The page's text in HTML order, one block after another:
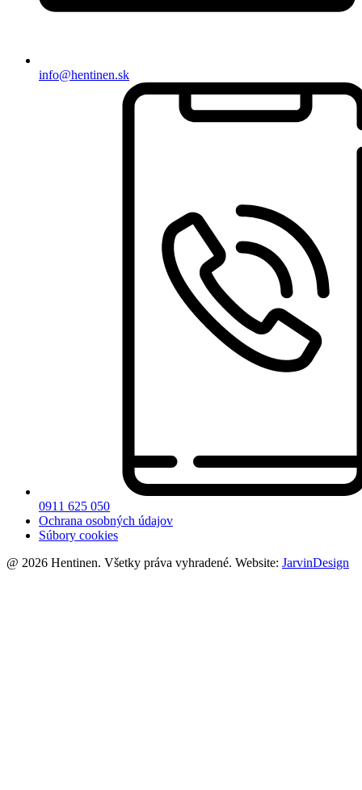
info@hentinen.sk
0911 625 050
Ochrana osobných údajov
Súbory cookies
@ 2026 Hentinen. Všetky práva vyhradené. Website: JarvinDesign